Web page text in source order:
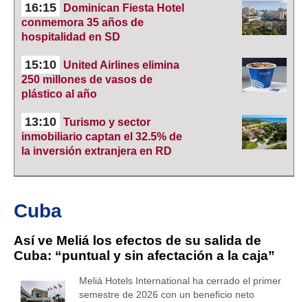
16:15
Dominican Fiesta Hotel
conmemora 35 años de
hospitalidad en SD
15:10
United Airlines elimina
250 millones de vasos de
plástico al año
13:10 Turismo y sector
inmobiliario captan el 32.5% de
la inversión extranjera en RD
Cuba
Así ve Meliá los efectos de su salida de
Cuba: “puntual y sin afectación a la caja”
Meliá Hotels International ha cerrado el primer
semestre de 2026 con un beneficio neto